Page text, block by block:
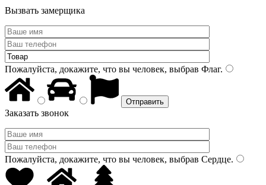
Вызвать замерщика
Пожалуйста, докажите, что вы человек, выбрав Флаг.
Заказать звонок
Пожалуйста, докажите, что вы человек, выбрав Сердце.